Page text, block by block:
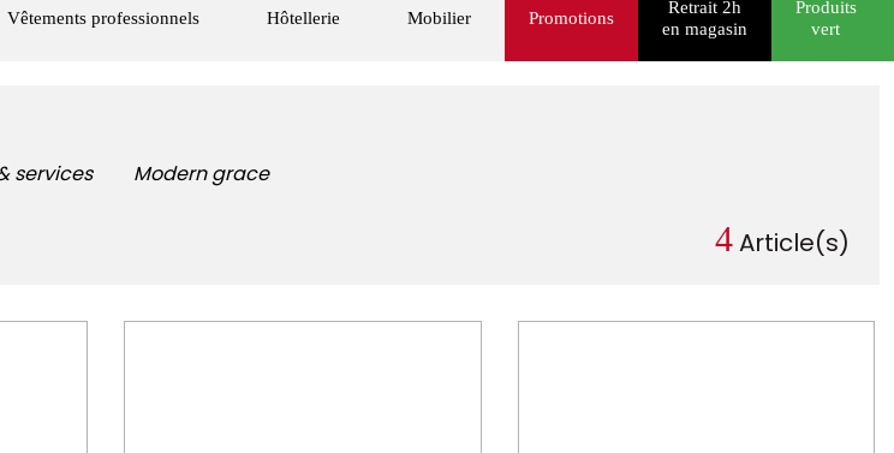
Vêtements professionnels Hôtellerie Mobilier Promotions
Retrait 2h
en magasin
Produits
vert
services Modern grace
4Article(s)